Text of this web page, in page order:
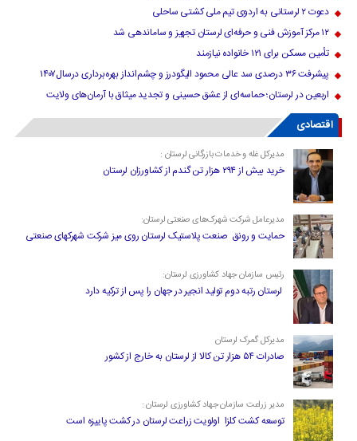
دعوت ۲ لرستانی به اردوی تیم ملی کشتی ساحلی
۱۲ مرکز آموزش فنی و حرفه‌ای لرستان تجهیز و ساماندهی شد
تأمین مسکن برای ۱۲۱ خانواده نیازمند
پیشرفت ۳۶ درصدی سد عالی محمود الیگودرز و چشم‌انداز بهره‌برداری درسال۱۴۰۷
اربعین در لرستان؛ حماسه‌ای از عشق حسینی و تجدید میثاق با آرمان‌های ولایت
اقتصادی
مدیرکل غله و خدمات بازرگانی لرستان :
خرید بیش از ۲۹۴ هزار تن گندم از کشاورزان لرستان
مدیرعامل شرکت شهرک‌های صنعتی لرستان:
حمایت و رونق صنعت پلاستیک لرستان روی میز شرکت شهرکهای صنعتی
رئیس سازمان جهاد کشاورزی لرستان:
لرستان رتبه دوم تولید انجیر در جهان را پس از ترکیه دارد
مدیرکل گمرک لرستان
صادرات ۵۴ هزار تن کالا از لرستان به خارج از کشور
مدیر زراعت سازمان جهاد کشاورزی لرستان :
توسعه کشت کلزا اولویت زراعت لرستان در کشت پاییزه است